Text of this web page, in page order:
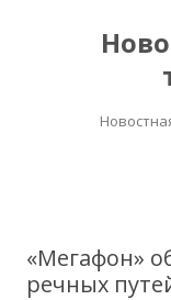
«Мегафон»
речных